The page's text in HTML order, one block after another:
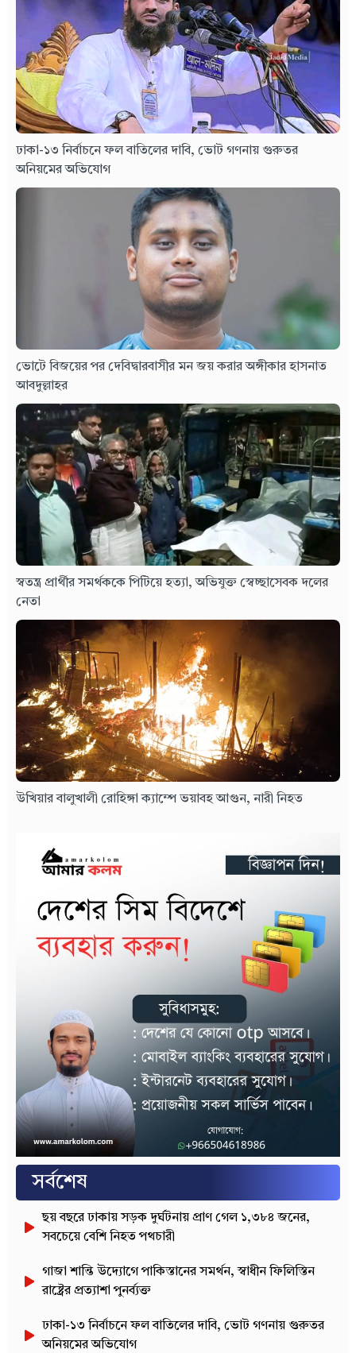
ঢাকা-১৩ নির্বাচনে ফল বাতিলের দাবি, ভোট গণনায় গুরুতর
অনিয়মের অভিযোগ
ভোটে বিজয়ের পর দেবিদ্বারবাসীর মন জয় করার অঙ্গীকার হাসনাত
আবদুল্লাহর
স্বতন্ত্র প্রার্থীর সমর্থককে পিটিয়ে হত্যা, অভিযুক্ত স্বেচ্ছাসেবক দলের
নেতা
উখিয়ার বালুখালী রোহিঙ্গা ক্যাম্পে ভয়াবহ আগুন, নারী নিহত
সর্বশেষ
ছয় বছরে ঢাকায় সড়ক দুর্ঘটনায় প্রাণ গেল ১,৩৮৪ জনের,
সবচেয়ে বেশি নিহত পথচারী
গাজা শান্তি উদ্যোগে পাকিস্তানের সমর্থন, স্বাধীন ফিলিস্তিন
রাষ্ট্রের প্রত্যাশা পুনর্ব্যক্ত
ঢাকা-১৩ নির্বাচনে ফল বাতিলের দাবি, ভোট গণনায় গুরুতর
অনিয়মের অভিযোগ